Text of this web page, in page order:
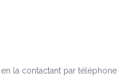
la contactant par téléphone